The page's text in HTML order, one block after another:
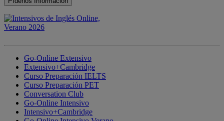
Go-Online Extensivo
Extensivo+Cambridge
Curso Preparación IELTS
Curso Preparación PET
Conversation Club
Go-Online Intensivo
Intensivo+Cambridge